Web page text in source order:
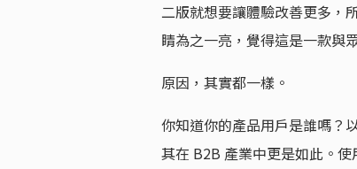
二版就想要讓體驗改善更多，
睛為之一亮，覺得這是一款與
原因，其實都一樣。
你知道你的產品用戶是誰嗎？
其在 B2B 產業中更是如此。